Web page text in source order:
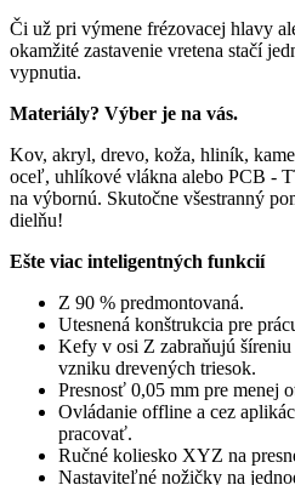
Či už pri výmene frézovacej hlavy
okamžité zastavenie vretena stačí
vypnutia.
Materiály? Výber je na vás.
Kov, akryl, drevo, koža, hliník,
oceľ, uhlíkové vlákna alebo PCB -
na výbornú. Skutočne všestranný
dielňu!
Ešte viac inteligentných funkcií
Z 90 % predmontovaná.
Utesnená konštrukcia pre
Kefy v osi Z zabraňujú
vzniku drevených triesok.
Presnosť 0,05 mm pre menej
Ovládanie offline a cez
pracovať.
Ručné koliesko XYZ na
Nastaviteľné nožičky na